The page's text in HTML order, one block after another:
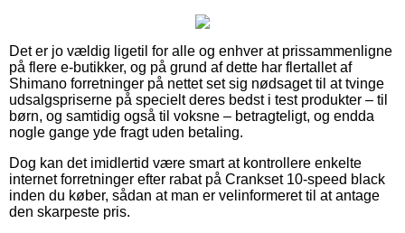
Det er jo vældig ligetil for alle og enhver at prissammenligne
på flere e-butikker, og på grund af dette har flertallet af
Shimano forretninger på nettet set sig nødsaget til at tvinge
udsalgspriserne på specielt deres bedst i test produkter – til
børn, og samtidig også til voksne – betragteligt, og endda
nogle gange yde fragt uden betaling.
Dog kan det imidlertid være smart at kontrollere enkelte
internet forretninger efter rabat på Crankset 10-speed black
inden du køber, sådan at man er velinformeret til at antage
den skarpeste pris.